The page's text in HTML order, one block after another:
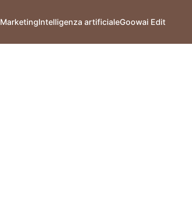
MarketingIntelligenza artificialeGoowai Edit